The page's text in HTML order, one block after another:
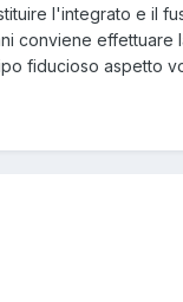
l'integrato e il
conviene
fiducioso aspetto